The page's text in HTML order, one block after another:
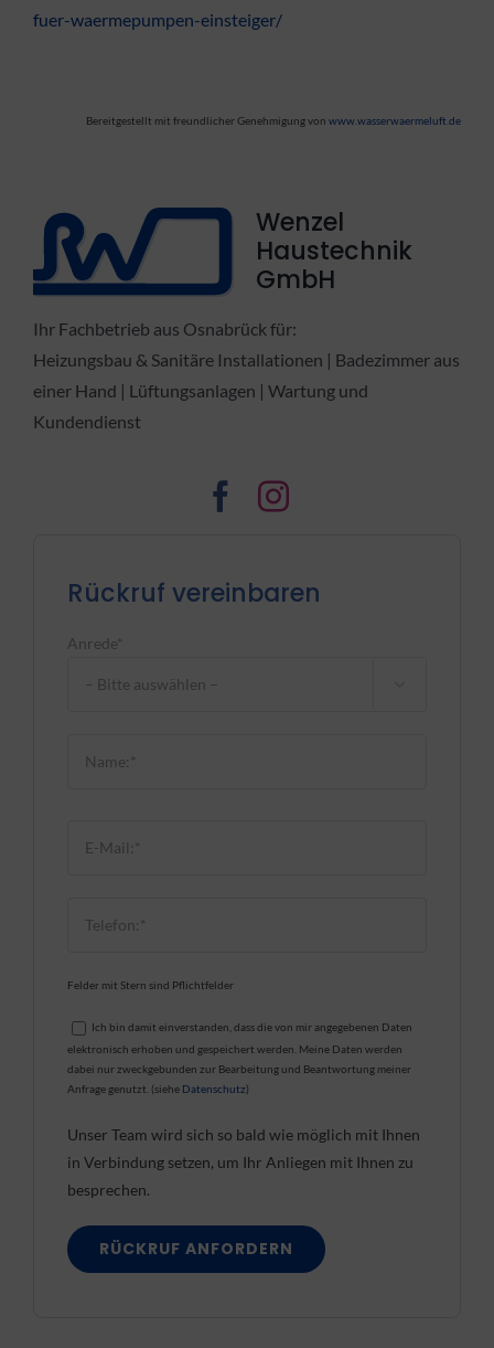
fuer-waermepumpen-einsteiger/
Bereitgestellt mit freundlicher Genehmigung vonwww.wasserwaermeluft.de
Wenzel
Haustechnik
GmbH
Ihr Fachbetrieb aus Osnabrück für:
Heizungsbau & Sanitäre Installationen | Badezimmer aus
einer Hand | Lüftungsanlagen | Wartung und
Kundendienst
Rückruf vereinbaren
Anrede*
Felder mit Stern sind Pflichtfelder
Ich bin damit einverstanden, dass die von mir angegebenen Daten
elektronisch erhoben und gespeichert werden. Meine Daten werden
dabei nur zweckgebunden zur Bearbeitung und Beantwortung meiner
Anfrage genutzt. (siehe Datenschutz)
Unser Team wird sich so bald wie möglich mit Ihnen
in Verbindung setzen, um Ihr Anliegen mit Ihnen zu
besprechen.